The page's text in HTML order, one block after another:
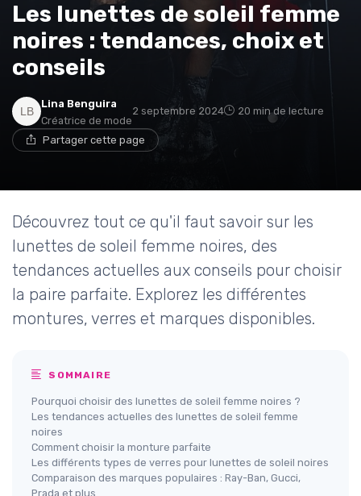
Les lunettes de soleil femme
noires : tendances, choix et
conseils
Lina Benguira
Créatrice de mode
2 septembre 2024 20 min de lecture
Partager cette page
Découvrez tout ce qu'il faut savoir sur les
lunettes de soleil femme noires, des
tendances actuelles aux conseils pour choisir
la paire parfaite. Explorez les différentes
montures, verres et marques disponibles.
SOMMAIRE
Pourquoi choisir des lunettes de soleil femme noires ?
Les tendances actuelles des lunettes de soleil femme
noires
Comment choisir la monture parfaite
Les différents types de verres pour lunettes de soleil noires
Comparaison des marques populaires : Ray-Ban, Gucci,
Prada et plus